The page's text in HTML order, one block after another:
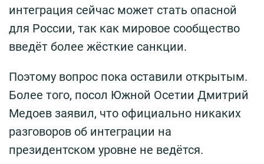
интеграция сейчас может стать опасной
для России, так как мировое сообщество
введёт более жёсткие санкции.
Поэтому вопрос пока оставили открытым.
Более того, посол Южной Осетии Дмитрий
Медоев заявил, что официально никаких
разговоров об интеграции на
президентском уровне не ведётся.